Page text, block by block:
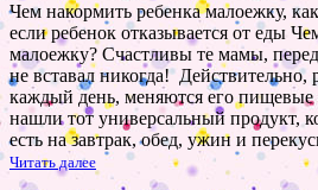
Чем накормить ребенка малоежку,
если ребенок отказывается от еды
малоежку? Счастливы те мамы,
не вставал никогда! Действительно,
каждый день, меняются его пищевые
нашли тот универсальный продукт,
есть на завтрак, обед, ужин и
Читать далее